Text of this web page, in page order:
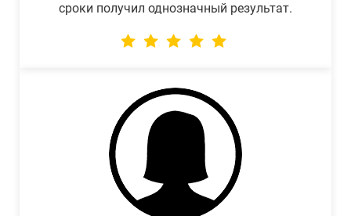
сроки получил однозначный результат.